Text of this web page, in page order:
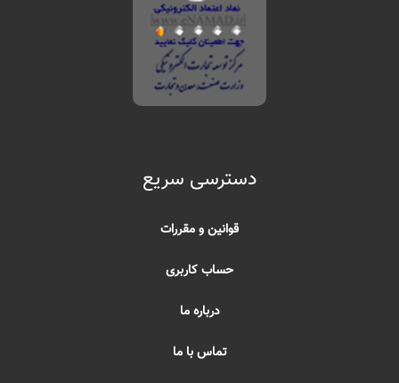
دسترسی سریع
قوانین و مقررات
حساب کاربری
درباره ما
تماس با ما